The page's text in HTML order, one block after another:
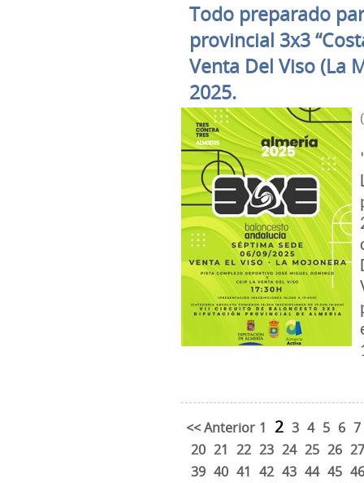
Todo preparado
provincial 3x3
Venta Del Viso (La
2025.
<< Anterior 1 2 3 4 5 6 7
20 21 22 23 24 25 26 27
39 40 41 42 43 44 45 46